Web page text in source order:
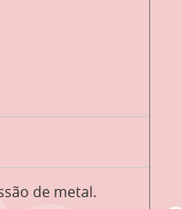
de metal.